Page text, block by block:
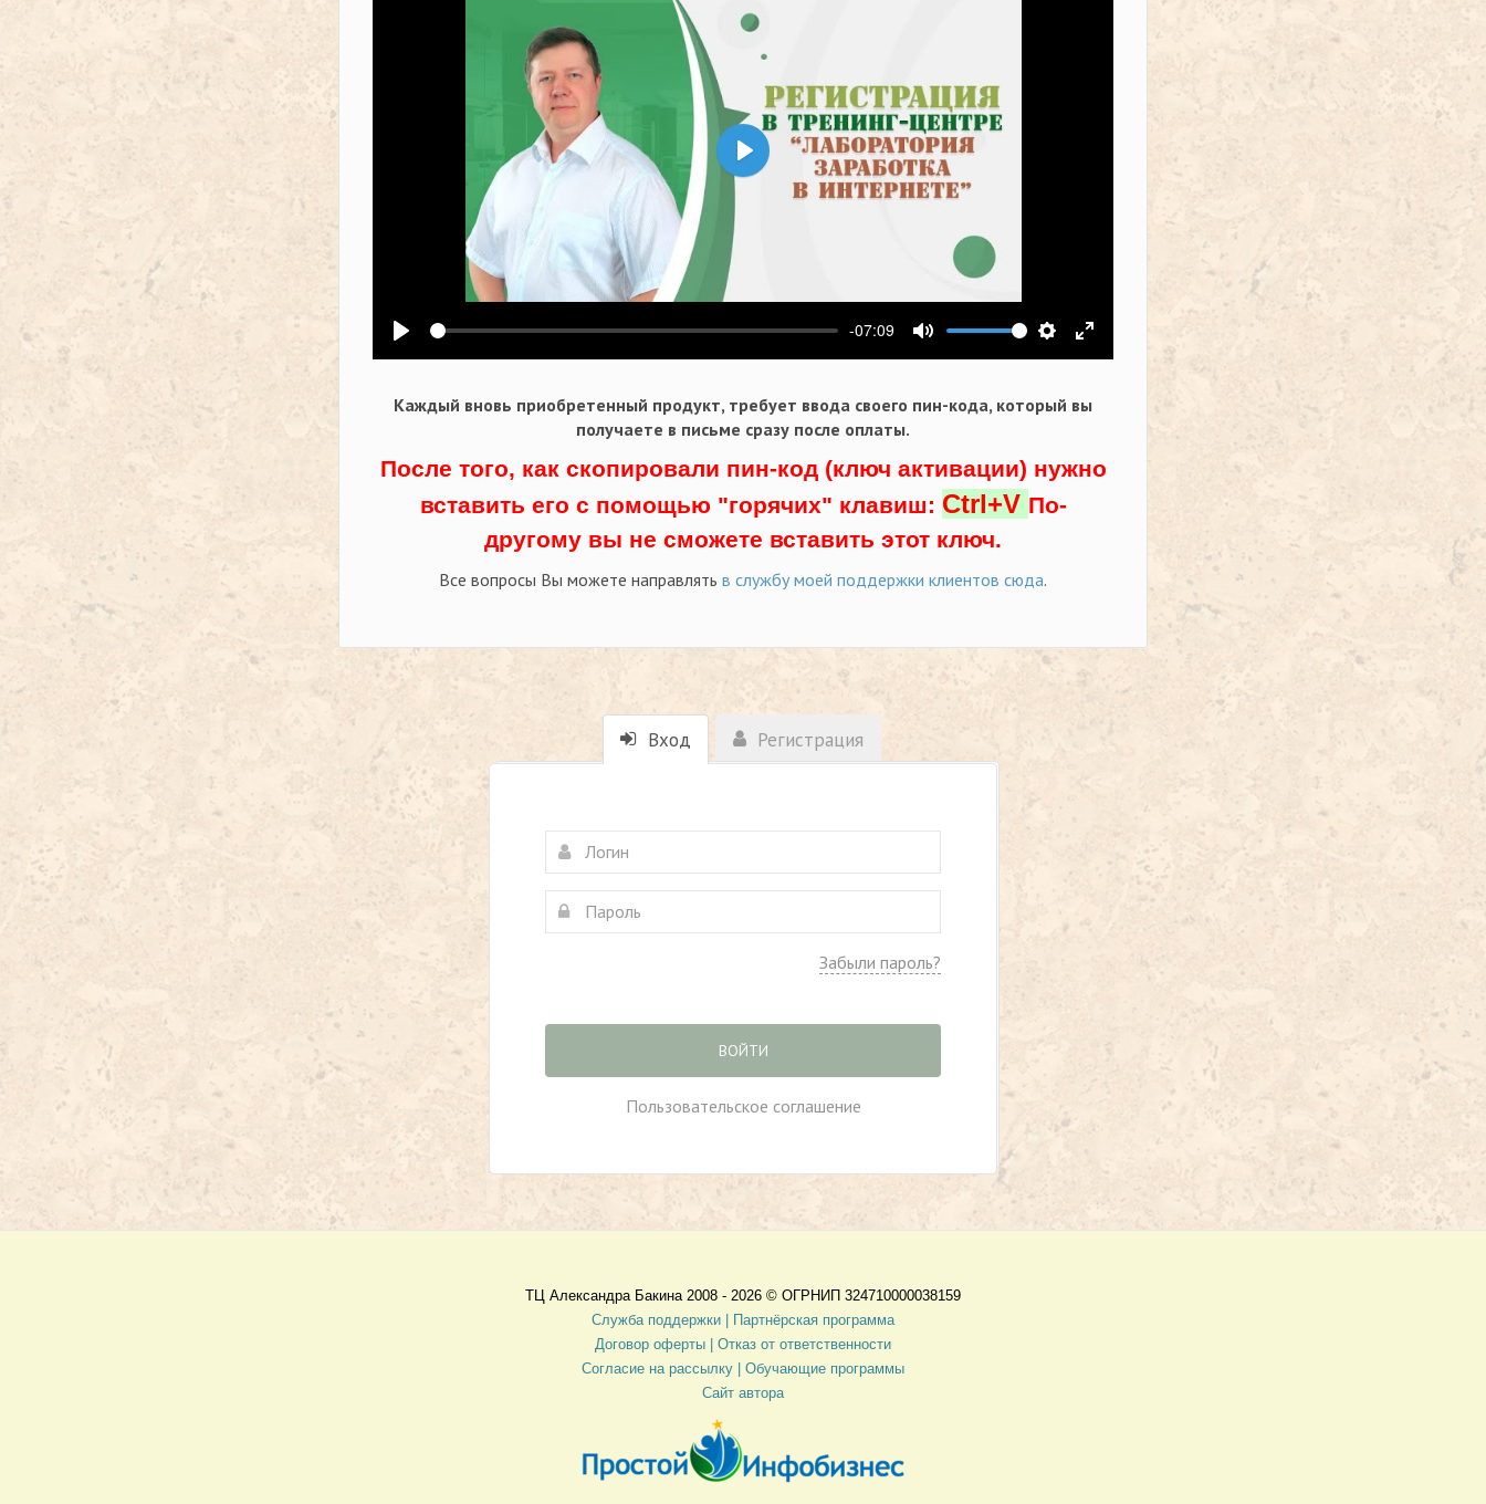
Воспроизвести
-07:09
Выключить звукНастройки
На весь экран
Воспроизвести
Каждый вновь приобретенный продукт, требует ввода своего пин-кода, который вы
получаете в письме сразу после оплаты.
После того, как скопировали пин-код (ключ активации) нужно
вставить его с помощью "горячих" клавиш: Ctrl+V По-
другому вы не сможете вставить этот ключ.
Все вопросы Вы можете направлять в службу моей поддержки клиентов сюда.
Вход Регистрация
Забыли пароль?
ВОЙТИ
Пользовательское соглашение
ТЦ Александра Бакина 2008 - 2026 © ОГРНИП 324710000038159
Служба поддержки |
Партнёрская программа
Договор оферты
| Отказ от ответственности
Согласие на рассылку | Обучающие программы
Сайт автора